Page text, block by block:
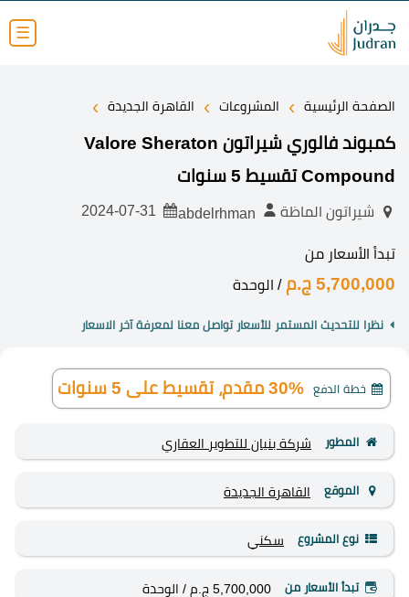
☰
الصفحة الرئيسية › المشروعات › القاهرة الجديدة ›
كمبوند فالوري شيراتون Valore Sheraton
Compound تقسيط 5 سنوات
شيراتون الماظة
تبدأ الأسعار من
5,700,000 ج.م / الوحدة
نظرا للتحديث المستمر للأسعار تواصل معنا لمعرفة آخر الاسعار
خطة الدفع 30% مقدم، تقسيط على 5 سنوات
المطور شركة بنيان للتطوير العقاري
الموقع القاهرة الجديدة
نوع المشروع سكني
تبدأ الأسعار من 5,700,000 ج.م / الوحدة